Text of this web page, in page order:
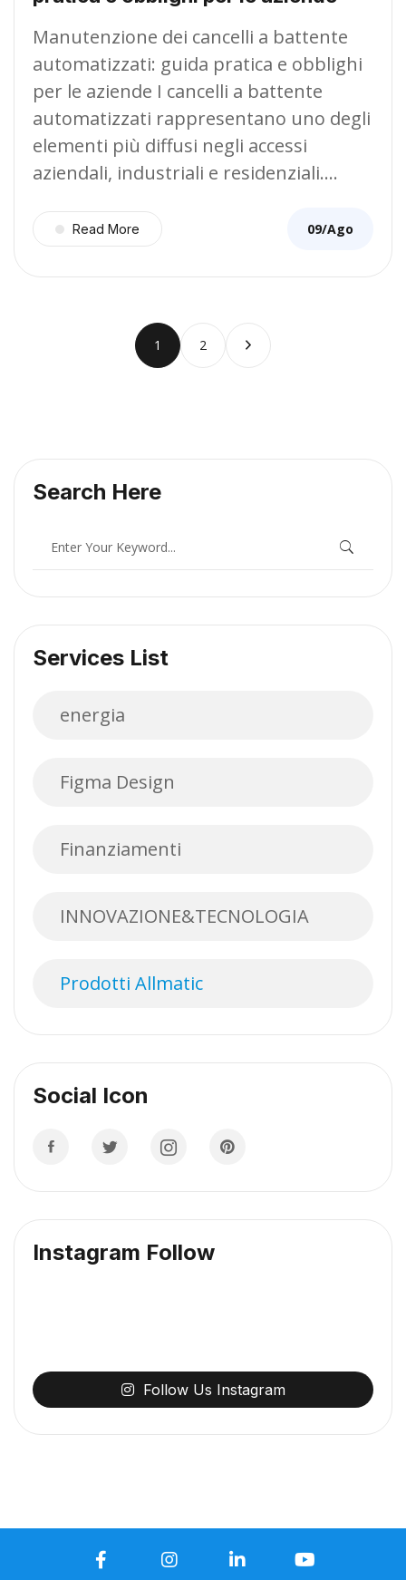
Manutenzione dei cancelli a battente
automatizzati: guida pratica e obblighi
per le aziende I cancelli a battente
automatizzati rappresentano uno degli
elementi più diffusi negli accessi
aziendali, industriali e residenziali.…
Read More 09/Ago
1 2
Search Here
Services List
energia
Figma Design
Finanziamenti
INNOVAZIONE&TECNOLOGIA
Prodotti Allmatic
Social Icon
Instagram Follow
Follow Us Instagram